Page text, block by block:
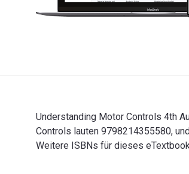
Understanding Motor Controls 4th
Controls lauten 9798214355580,
Weitere ISBNs für dieses